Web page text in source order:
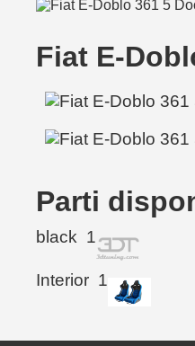
Fiat E-
Parti
black 1
Interior 1